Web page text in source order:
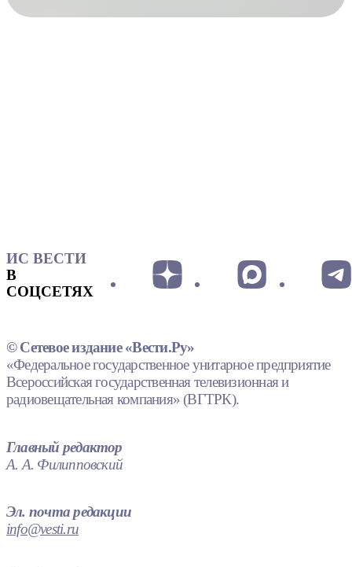
ИС ВЕСТИ
В
СОЦСЕТЯХ
© Сетевое издание «Вести.Ру»
«Федеральное государственное унитарное предприятие
Всероссийская государственная телевизионная и
радиовещательная компания» (ВГТРК).
Главный редактор
А. А. Филипповский
Эл. почта редакции
info@vesti.ru